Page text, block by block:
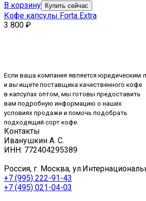
В корзину Купить сейчас
Кофе капсулы Forta Extra
3 800 ₽
Если ваша компания является юридическим
и вы ищете поставщика качественного кофе
в капсулах оптом, мы готовы предоставить
вам подробную информацию о наших
условиях продажи и помочь подобрать
подходящий сорт кофе.
Контакты
Иванушкин А. С.
ИНН: 772404295389
Россия, г. Москва,
+7 (995) 222-91-43
+7 (495) 021-04-03